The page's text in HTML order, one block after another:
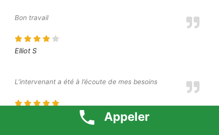
Bon travail
Elliot S
L’intervenant a été à l’écoute de mes besoins
Appeler